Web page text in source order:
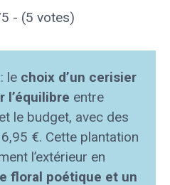
- (5 votes)
le choix d’un cerisier
l’équilibre entre
le budget, avec des
€. Cette plantation
l’extérieur en
floral poétique et un